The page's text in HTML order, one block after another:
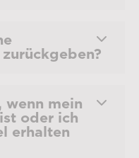
wenn mein
oder ich
erhalten